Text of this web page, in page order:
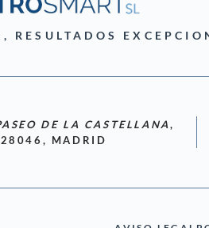
RESULTADOS
DE LA CASTELLANA,
MADRID